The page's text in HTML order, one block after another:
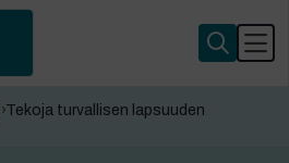
Tekoja turvallisen lapsuuden